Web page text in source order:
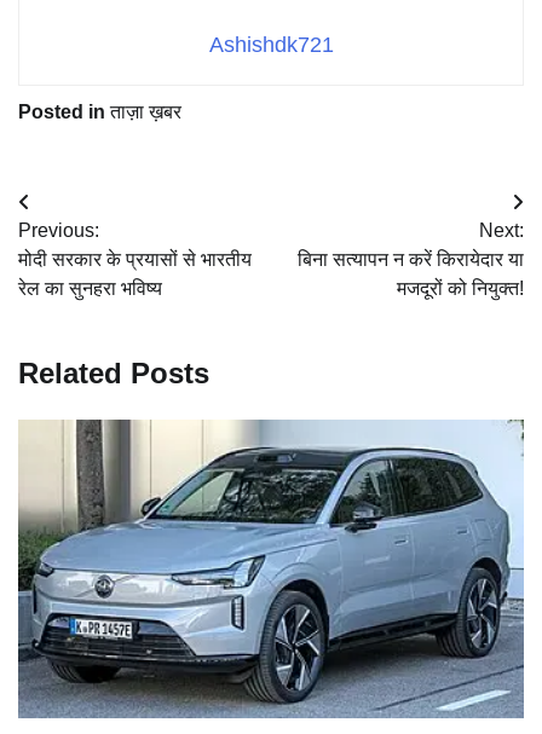
Ashishdk721
Posted inताज़ा ख़बर
Post
navigation
Previous:
मोदी सरकार के प्रयासों से भारतीय
रेल का सुनहरा भविष्य
Next:
बिना सत्यापन न करें किरायेदार या
मजदूरों को नियुक्त!
Related Posts